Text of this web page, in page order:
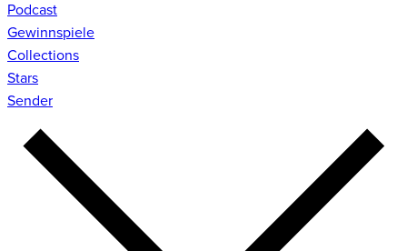
Podcast
Gewinnspiele
Collections
Stars
Sender